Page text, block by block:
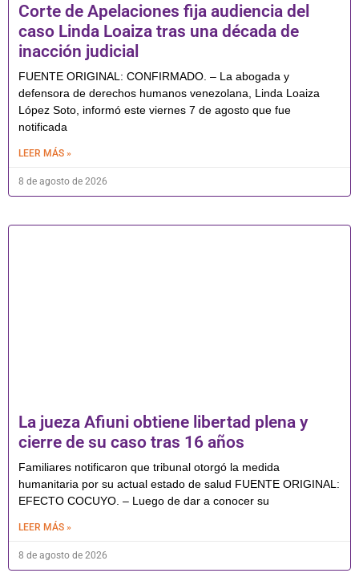
Corte de Apelaciones fija audiencia del
caso Linda Loaiza tras una década de
inacción judicial
FUENTE ORIGINAL: CONFIRMADO. – La abogada y
defensora de derechos humanos venezolana, Linda Loaiza
López Soto, informó este viernes 7 de agosto que fue
notificada
LEER MÁS »
8 de agosto de 2026
La jueza Afiuni obtiene libertad plena y
cierre de su caso tras 16 años
Familiares notificaron que tribunal otorgó la medida
humanitaria por su actual estado de salud FUENTE ORIGINAL:
EFECTO COCUYO. – Luego de dar a conocer su
LEER MÁS »
8 de agosto de 2026